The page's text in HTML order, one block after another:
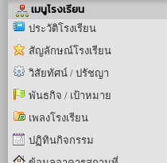
เมนูโรงเรียน
ประวัติโรงเรียน
สัญลักษณ์โรงเรียน
วิสัยทัศน์ / ปรัชญา
พันธกิจ / เป้าหมาย
เพลงโรงเรียน
ปฏิทินกิจกรรม